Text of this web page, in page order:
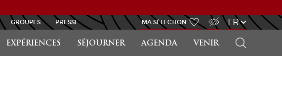
EXPÉRIENCES SÉJOURNER AGENDA VENIR
GROUPES PRESSE MA SÉLECTION FR